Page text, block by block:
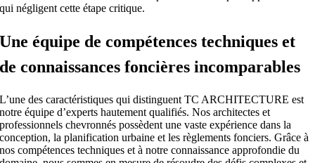
qui négligent cette étape critique.
Une équipe de compétences techniques et
de connaissances foncières incomparables
L’une des caractéristiques qui distinguent TC ARCHITECTURE est
notre équipe d’experts hautement qualifiés. Nos architectes et
professionnels chevronnés possèdent une vaste expérience dans la
conception, la planification urbaine et les règlements fonciers. Grâce à
nos compétences techniques et à notre connaissance approfondie du